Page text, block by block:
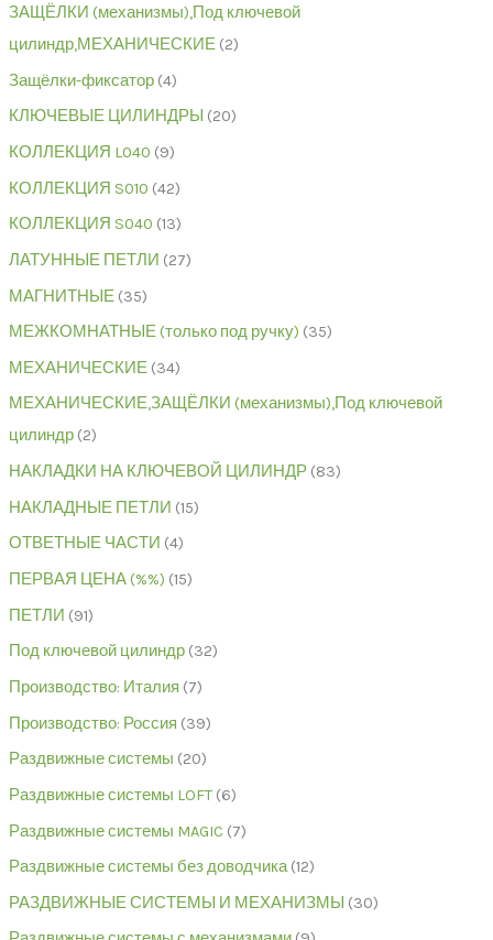
ЗАЩЁЛКИ (механизмы),Под ключевой
цилиндр,МЕХАНИЧЕСКИЕ 2
Защёлки-фиксатор 4
КЛЮЧЕВЫЕ ЦИЛИНДРЫ
20
КОЛЛЕКЦИЯ L040 9
КОЛЛЕКЦИЯ S010 42
КОЛЛЕКЦИЯ S040 13
ЛАТУННЫЕ ПЕТЛИ 27
МАГНИТНЫЕ 35
МЕЖКОМНАТНЫЕ (только под ручку) 35
МЕХАНИЧЕСКИЕ 34
МЕХАНИЧЕСКИЕ,ЗАЩЁЛКИ (механизмы),Под ключевой
цилиндр 2
НАКЛАДКИ НА КЛЮЧЕВОЙ ЦИЛИНДР 83
НАКЛАДНЫЕ ПЕТЛИ 15
ОТВЕТНЫЕ ЧАСТИ 4
ПЕРВАЯ ЦЕНА (%%) 15
ПЕТЛИ 91
Под ключевой цилиндр 32
Производство: Италия 7
Производство: Россия 39
Раздвижные системы 20
Раздвижные системы LOFT 6
Раздвижные системы MAGIC 7
Раздвижные системы без доводчика 12
РАЗДВИЖНЫЕ СИСТЕМЫ И МЕХАНИЗМЫ
30